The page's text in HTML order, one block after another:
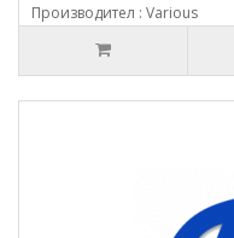
Производител : Various